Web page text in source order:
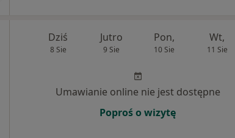
Dziś
8 Sie
Jutro
9 Sie
Pon,
10 Sie
Wt,
11 Sie
Umawianie online nie jest dostępne
Poproś o wizytę